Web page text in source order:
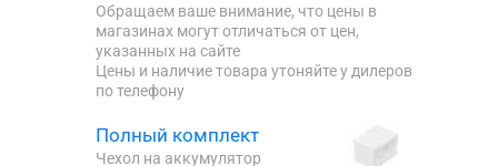
Обращаем ваше внимание, что цены в
магазинах могут отличаться от цен,
указанных на сайте
Цены и наличие товара утоняйте у дилеров
по телефону
Полный комплект
Чехол на аккумулятор